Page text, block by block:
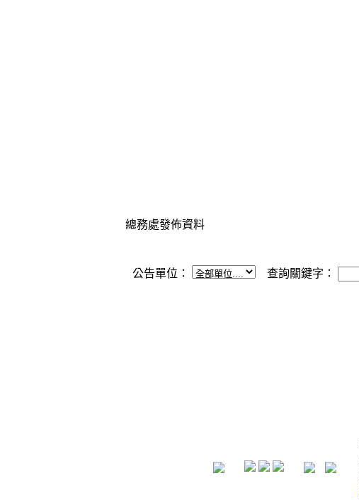
總務處發佈資料
公告單位： 查詢關鍵字：